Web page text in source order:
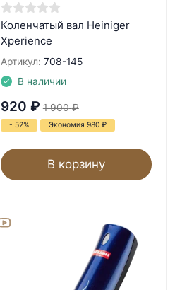
Коленчатый вал Heiniger
Xperience
Артикул: 708-145
В наличии
920 ₽ 1 900 ₽
- 52% Экономия 980 ₽
В корзину